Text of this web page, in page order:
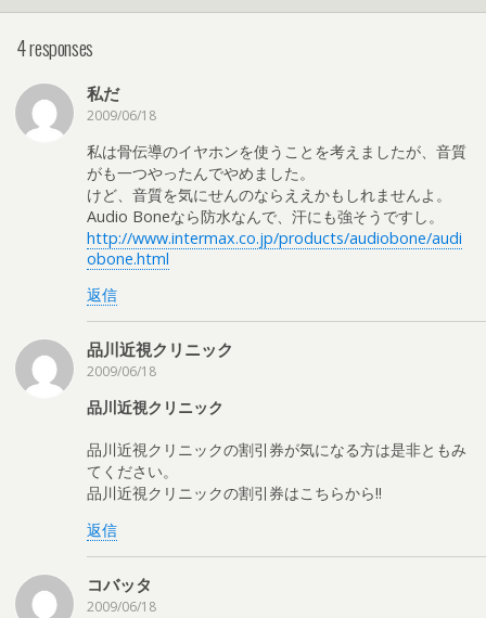
4 responses
私だ
2009/06/18
私は骨伝導のイヤホンを使うことを考えましたが、音質
がも一つやったんでやめました。
けど、音質を気にせんのならええかもしれませんよ。
Audio Boneなら防水なんで、汗にも強そうですし。
http://www.intermax.co.jp/products/audiobone/audi
obone.html
返信
品川近視クリニック
2009/06/18
品川近視クリニック
品川近視クリニックの割引券が気になる方は是非ともみ
てください。
品川近視クリニックの割引券はこちらから!!
返信
コバッタ
2009/06/18